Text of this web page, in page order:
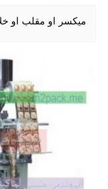
ميكسر او مقلب او